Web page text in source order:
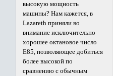
высокую мощность
машины? Нам кажется, в
Lazareth приняли во
внимание исключительно
хорошее октановое число
E85, позволяющее добиться
более высокой по
сравнению с обычным